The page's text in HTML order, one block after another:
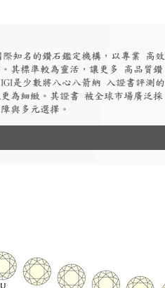
知名的鑽石鑑定機構，以專業 高效
其標準較為靈活，讓更多 高品質鑽
是少數將八心八箭納 入證書評測的
為細緻。其證書 被全球市場廣泛採
與多元選擇。